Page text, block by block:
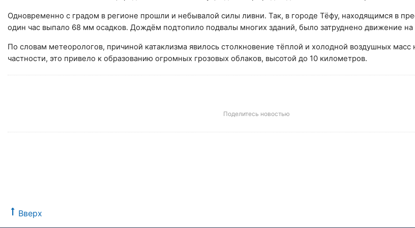
Одновременно с градом в регионе прошли и небывалой силы ливни. Так, в городе Тёфу, находящимся в
один час выпало 68 мм осадков. Дождём подтопило подвалы многих зданий, было затруднено движение на
По словам метеорологов, причиной катаклизма явилось столкновение тёплой и холодной воздушных масс
частности, это привело к образованию огромных грозовых облаков, высотой до 10 километров.
Поделитесь новостью
Вверх